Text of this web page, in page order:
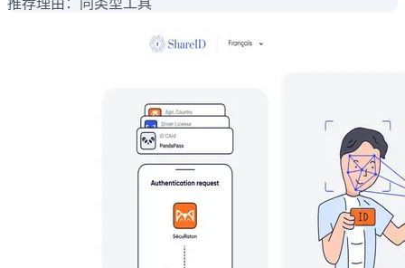
推荐理由： 同类型工具